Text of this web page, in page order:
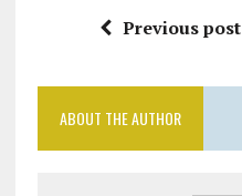
Previous post
ABOUT THE AUTHOR